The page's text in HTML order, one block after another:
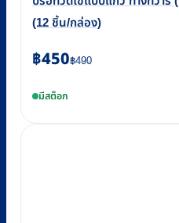
(12 ชิ้น/กล่อง)
฿490
Original
was:
฿490.
฿450
Current
is:
฿450.
มีสต็อก